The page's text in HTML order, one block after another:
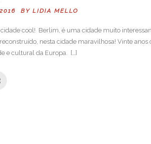
BY LIDIA MELLO
cool! Berlim, é uma cidade muito
nesta cidade maravilhosa! Vinte
e cultural da Europa. […]